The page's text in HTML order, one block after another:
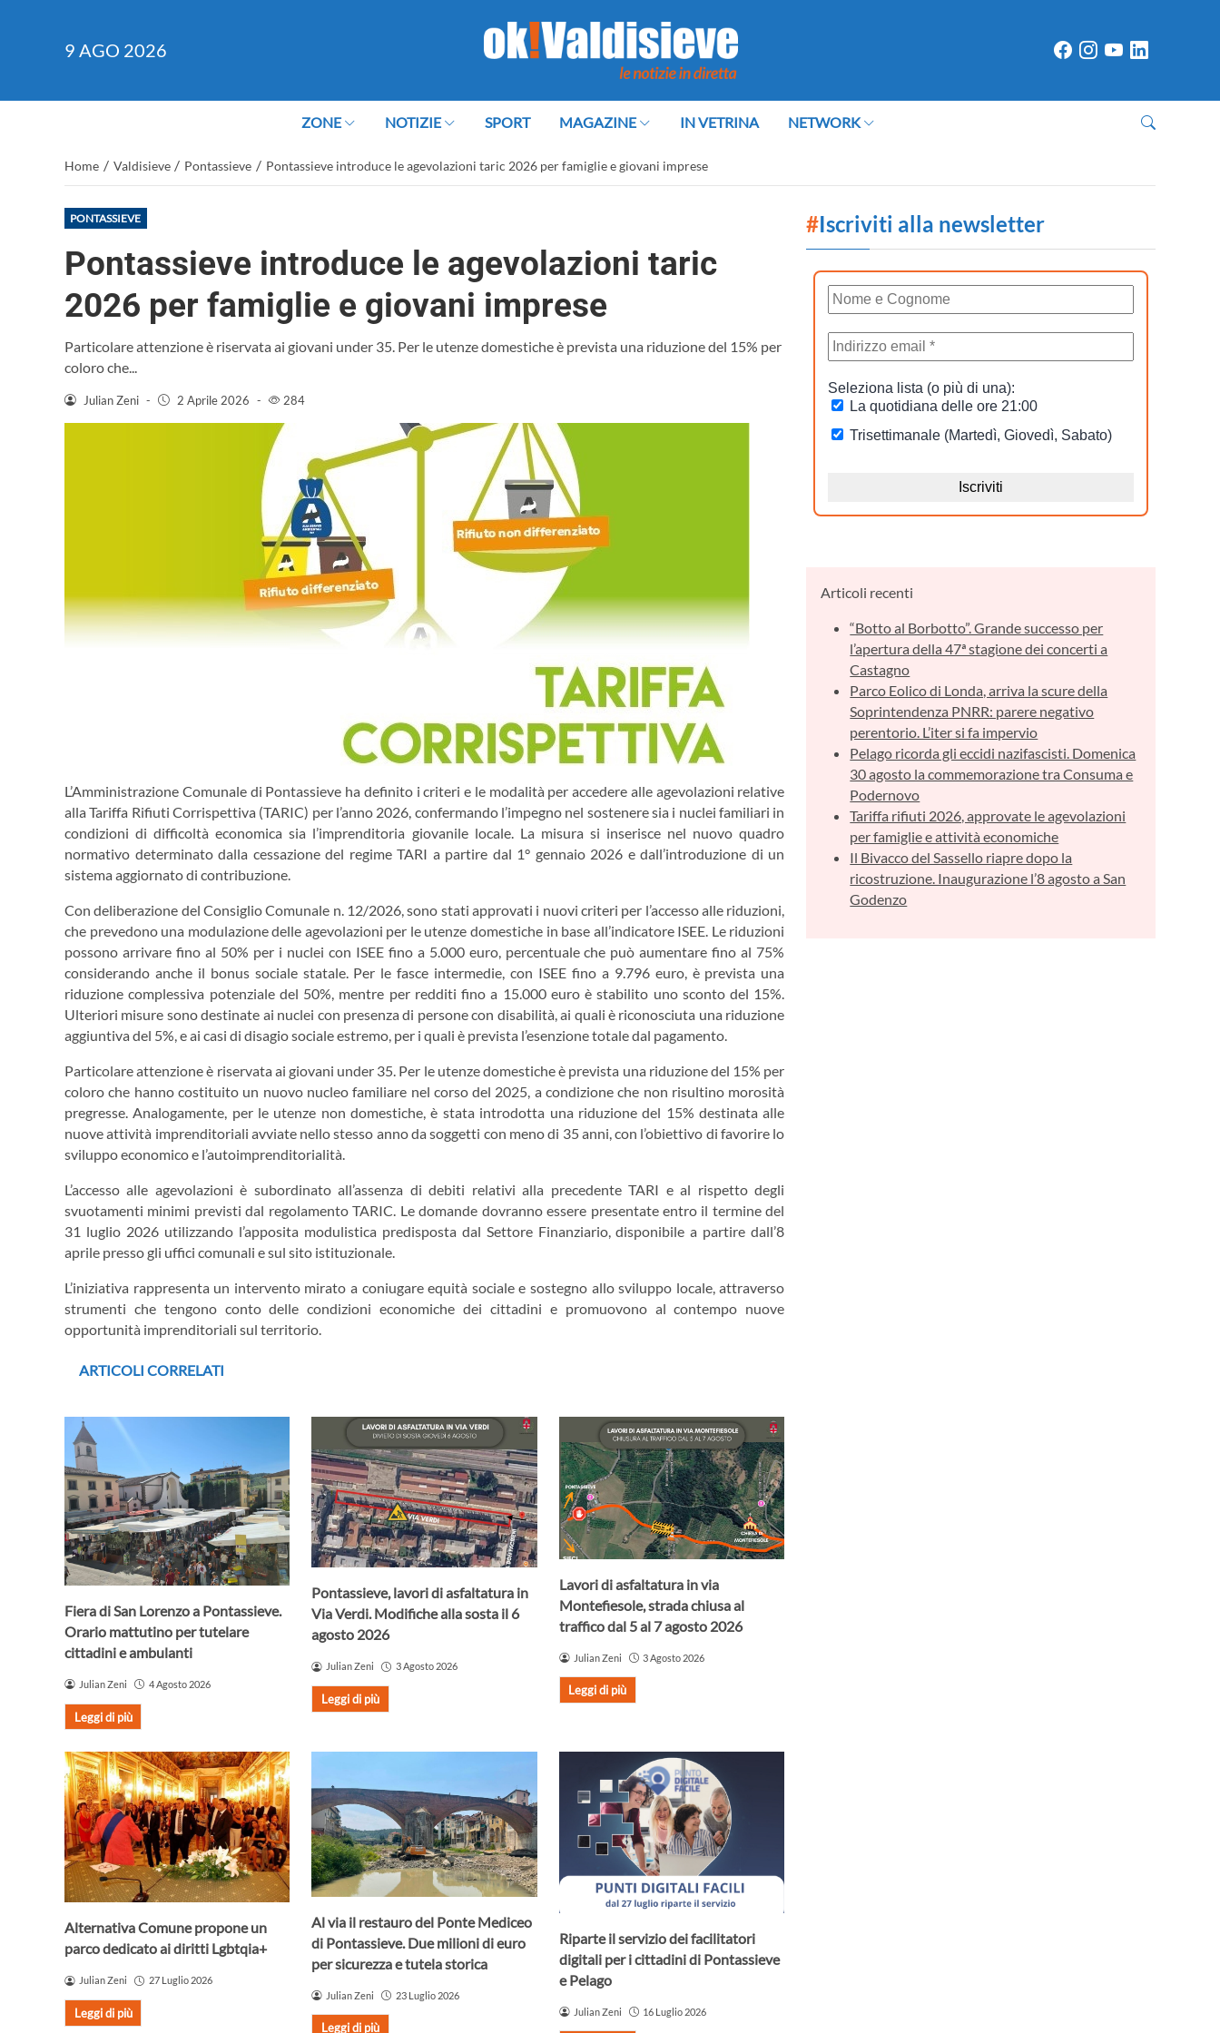
9 AGO 2026
ZONE NOTIZIE SPORT MAGAZINE IN VETRINA NETWORK
Home / Valdisieve / Pontassieve / Pontassieve introduce le agevolazioni taric 2026 per famiglie e giovani imprese
PONTASSIEVE
Pontassieve introduce le agevolazioni taric
2026 per famiglie e giovani imprese
Particolare attenzione è riservata ai giovani under 35. Per le utenze domestiche è prevista una riduzione del 15% per
coloro che...
Julian Zeni - 2 Aprile 2026 - 284
L’Amministrazione Comunale di Pontassieve ha definito i criteri e le modalità per accedere alle agevolazioni relative
alla Tariffa Rifiuti Corrispettiva (TARIC) per l’anno 2026, confermando l’impegno nel sostenere sia i nuclei familiari in
condizioni di difficoltà economica sia l’imprenditoria giovanile locale. La misura si inserisce nel nuovo quadro
normativo determinato dalla cessazione del regime TARI a partire dal 1° gennaio 2026 e dall’introduzione di un
sistema aggiornato di contribuzione.
Con deliberazione del Consiglio Comunale n. 12/2026, sono stati approvati i nuovi criteri per l’accesso alle riduzioni,
che prevedono una modulazione delle agevolazioni per le utenze domestiche in base all’indicatore ISEE. Le riduzioni
possono arrivare fino al 50% per i nuclei con ISEE fino a 5.000 euro, percentuale che può aumentare fino al 75%
considerando anche il bonus sociale statale. Per le fasce intermedie, con ISEE fino a 9.796 euro, è prevista una
riduzione complessiva potenziale del 50%, mentre per redditi fino a 15.000 euro è stabilito uno sconto del 15%.
Ulteriori misure sono destinate ai nuclei con presenza di persone con disabilità, ai quali è riconosciuta una riduzione
aggiuntiva del 5%, e ai casi di disagio sociale estremo, per i quali è prevista l’esenzione totale dal pagamento.
Particolare attenzione è riservata ai giovani under 35. Per le utenze domestiche è prevista una riduzione del 15% per
coloro che hanno costituito un nuovo nucleo familiare nel corso del 2025, a condizione che non risultino morosità
pregresse. Analogamente, per le utenze non domestiche, è stata introdotta una riduzione del 15% destinata alle
nuove attività imprenditoriali avviate nello stesso anno da soggetti con meno di 35 anni, con l’obiettivo di favorire lo
sviluppo economico e l’autoimprenditorialità.
L’accesso alle agevolazioni è subordinato all’assenza di debiti relativi alla precedente TARI e al rispetto degli
svuotamenti minimi previsti dal regolamento TARIC. Le domande dovranno essere presentate entro il termine del
31 luglio 2026 utilizzando l’apposita modulistica predisposta dal Settore Finanziario, disponibile a partire dall’8
aprile presso gli uffici comunali e sul sito istituzionale.
L’iniziativa rappresenta un intervento mirato a coniugare equità sociale e sostegno allo sviluppo locale, attraverso
strumenti che tengono conto delle condizioni economiche dei cittadini e promuovono al contempo nuove
opportunità imprenditoriali sul territorio.
ARTICOLI CORRELATI
Fiera di San Lorenzo a Pontassieve.
Orario mattutino per tutelare
cittadini e ambulanti
Julian Zeni 4 Agosto 2026
Leggi di più
Pontassieve, lavori di asfaltatura in
Via Verdi. Modifiche alla sosta il 6
agosto 2026
Julian Zeni 3 Agosto 2026
Leggi di più
Lavori di asfaltatura in via
Montefiesole, strada chiusa al
traffico dal 5 al 7 agosto 2026
Julian Zeni 3 Agosto 2026
Leggi di più
Alternativa Comune propone un
parco dedicato ai diritti Lgbtqia+
Julian Zeni 27 Luglio 2026
Leggi di più
Al via il restauro del Ponte Mediceo
di Pontassieve. Due milioni di euro
per sicurezza e tutela storica
Julian Zeni 23 Luglio 2026
Leggi di più
Riparte il servizio dei facilitatori
digitali per i cittadini di Pontassieve
e Pelago
Julian Zeni 16 Luglio 2026
#Iscriviti alla newsletter
Articoli recenti
“Botto al Borbotto”. Grande successo per
l’apertura della 47ª stagione dei concerti a
Castagno
Parco Eolico di Londa, arriva la scure della
Soprintendenza PNRR: parere negativo
perentorio. L’iter si fa impervio
Pelago ricorda gli eccidi nazifascisti. Domenica
30 agosto la commemorazione tra Consuma e
Podernovo
Tariffa rifiuti 2026, approvate le agevolazioni
per famiglie e attività economiche
Il Bivacco del Sassello riapre dopo la
ricostruzione. Inaugurazione l’8 agosto a San
Godenzo